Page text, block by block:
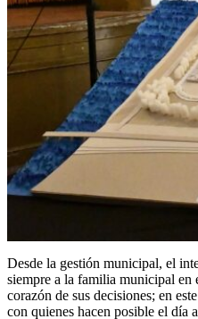
Desde la gestión municipal, el
siempre a la familia municipal en
corazón de sus decisiones; en
con quienes hacen posible el día